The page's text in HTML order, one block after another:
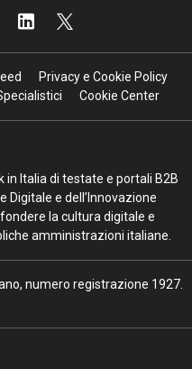
Privacy e Cookie Policy
Cookie Center
in Italia di testate e portali B2B
e dell’Innovazione
la cultura digitale e
amministrazioni italiane.
numero registrazione 1927.